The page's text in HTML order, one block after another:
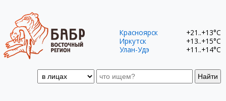
Найти
Красноярск
+21..+13°C
Иркутск
+13..+15°C
Улан-Удэ
+11..+14°C